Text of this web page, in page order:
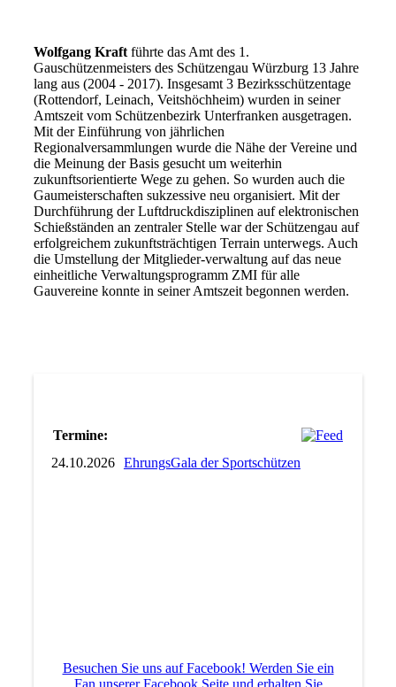
Wolfgang Kraftführte das Amt des 1.
Gauschützenmeisters des Schützengau Würzburg 13 Jahre
lang aus (2004 - 2017). Insgesamt 3 Bezirksschützentage
(Rottendorf, Leinach, Veitshöchheim) wurden in seiner
Amtszeit vom Schützenbezirk Unterfranken ausgetragen.
Mit der Einführung von jährlichen
Regionalversammlungen wurde die Nähe der Vereine und
die Meinung der Basis gesucht um weiterhin
zukunftsorientierte Wege zu gehen. So wurden auch die
Gaumeisterschaften sukzessive neu organisiert. Mit der
Durchführung der Luftdruckdisziplinen auf elektronischen
Schießständen an zentraler Stelle war der Schützengau auf
erfolgreichem zukunftsträchtigen Terrain unterwegs. Auch
die Umstellung der Mitglieder-verwaltung auf das neue
einheitliche Verwaltungsprogramm ZMI für alle
Gauvereine konnte in seiner Amtszeit begonnen werden.
Termine:
24.10.2026 EhrungsGala der Sportschützen
Besuchen Sie uns auf Facebook! Werden Sie ein
Fan unserer Facebook Seite und erhalten Sie